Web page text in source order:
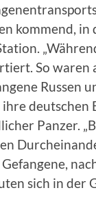
kommend,
So waren
Russen
Panzer.
sich in der